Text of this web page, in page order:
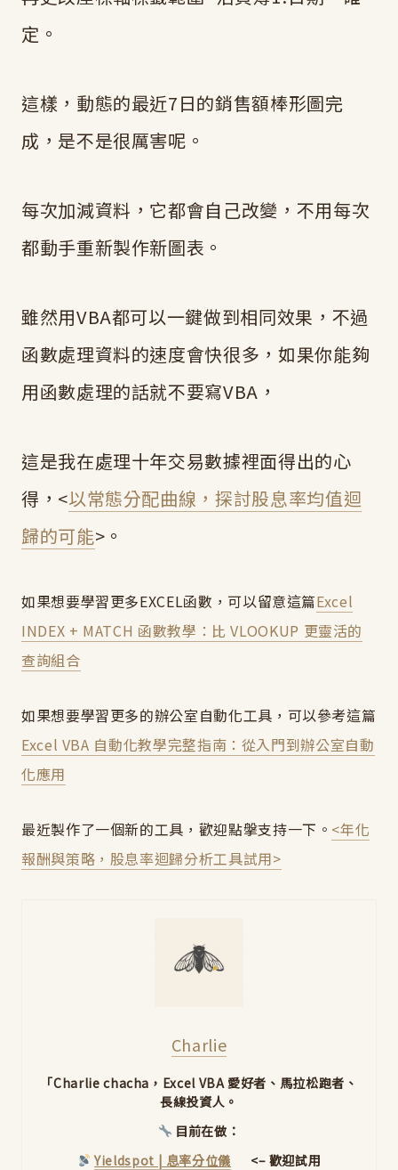
定。
這樣，動態的最近7日的銷售額棒形圖完
成，是不是很厲害呢。
每次加減資料，它都會自己改變，不用每次
都動手重新製作新圖表。
雖然用VBA都可以一鍵做到相同效果，不過
函數處理資料的速度會快很多，如果你能夠
用函數處理的話就不要寫VBA，
這是我在處理十年交易數據裡面得出的心
得，<以常態分配曲線，探討股息率均值迴
歸的可能>。
如果想要學習更多EXCEL函數，可以留意這篇Excel
INDEX + MATCH 函數教學：比 VLOOKUP 更靈活的
查詢組合
如果想要學習更多的辦公室自動化工具，可以參考這篇
Excel VBA 自動化教學完整指南：從入門到辦公室自動
化應用
最近製作了一個新的工具，歡迎點搫支持一下。 <年化
報酬與策略，股息率迴歸分析工具試用>
Charlie
「Charlie chacha，Excel VBA 愛好者、馬拉松跑者、
長線投資人。
目前在做：
Yieldspot | 息率分位儀 <– 歡迎試用